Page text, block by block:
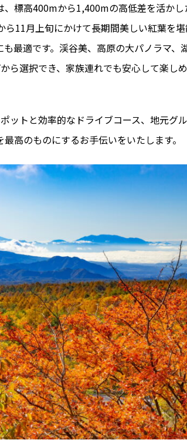
、標高400mから1,400mの高低差を活か
ら11月上旬にかけて長期間美しい紅葉を
最適です。渓谷美、高原の大パノラマ、
ら選択でき、家族連れでも安心して楽し
ットと効率的なドライブコース、地元グ
高のものにするお手伝いをいたします。